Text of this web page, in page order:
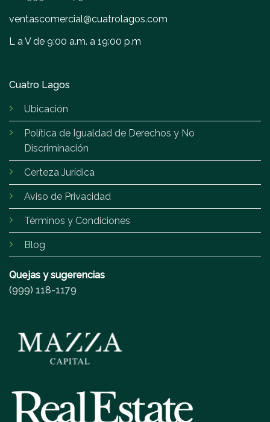
ventascomercial@cuatrolagos.com
L a V de 9:00 a.m. a 19:00 p.m
Cuatro Lagos
Ubicación
Política de Igualdad de Derechos y No
Discriminación
Certeza Jurídica
Aviso de Privacidad
Términos y Condiciones
Blog
Quejas y sugerencias
(999) 118-1179